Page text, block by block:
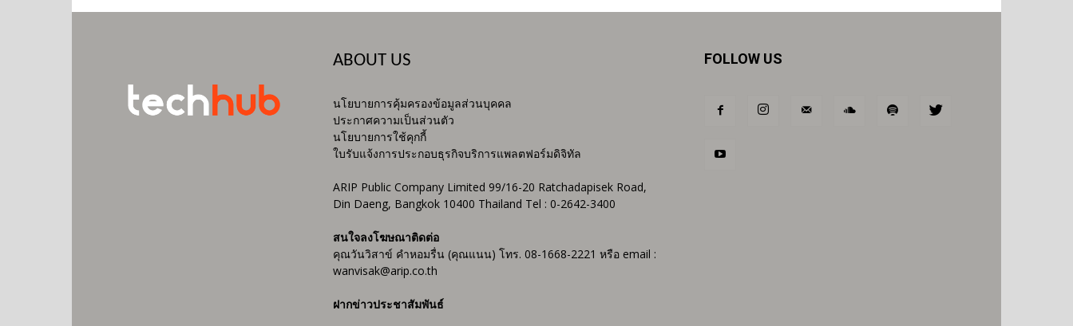
ABOUT US
นโยบายการคุ้มครองข้อมูลส่วนบุคคล
ประกาศความเป็นส่วนตัว
นโยบายการใช้คุกกี้
ใบรับแจ้งการประกอบธุรกิจบริการแพลตฟอร์มดิจิทัล
ARIP Public Company Limited 99/16-20 Ratchadapisek Road,
Din Daeng, Bangkok 10400 Thailand Tel : 0-2642-3400
สนใจลงโฆษณาติดต่อ
คุณวันวิสาข์ คำหอมรื่น (คุณแนน) โทร. 08-1668-2221 หรือ email :
wanvisak@arip.co.th
ฝากข่าวประชาสัมพันธ์
FOLLOW US